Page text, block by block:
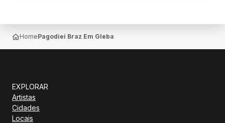
HomePagodiei Braz Em Gleba
EXPLORAR
Artistas
Cidades
Locais